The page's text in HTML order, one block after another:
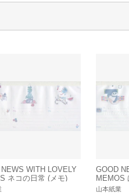
WITH LOVELY
ネコの日常 (メモ)
GOOD
MEMOS
山本紙業